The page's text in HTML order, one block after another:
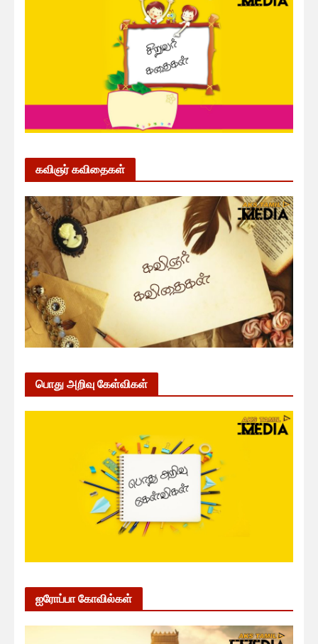
கவிஞர் கவிதைகள்
பொது அறிவு கேள்விகள்
ஐரோப்பா கோவில்கள்